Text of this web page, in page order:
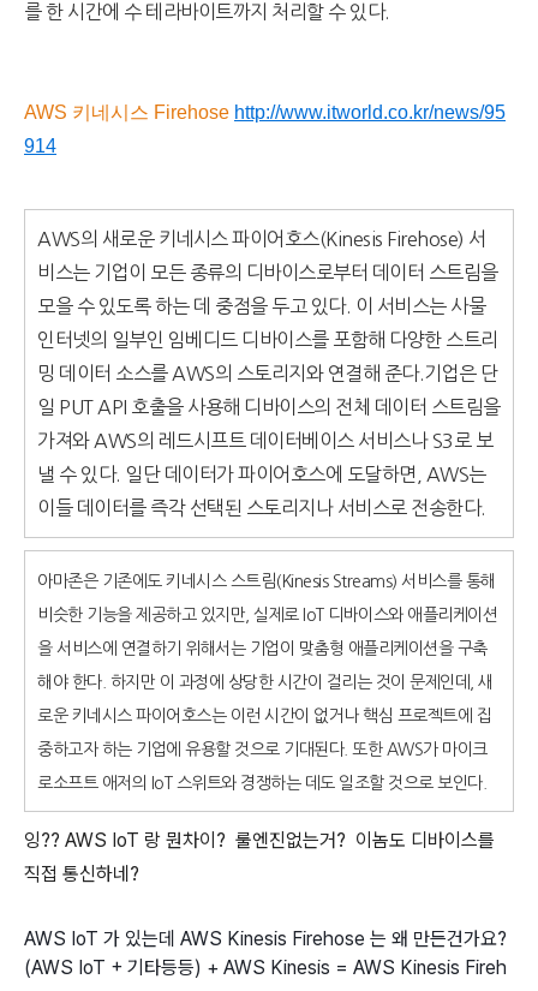
를 한 시간에 수 테라바이트까지 처리할 수 있다.
AWS 키네시스 Firehose http://www.itworld.co.kr/news/95
914
AWS의 새로운 키네시스 파이어호스(Kinesis Firehose) 서
비스는 기업이 모든 종류의 디바이스로부터 데이터 스트림을
모을 수 있도록 하는 데 중점을 두고 있다. 이 서비스는 사물
인터넷의 일부인 임베디드 디바이스를 포함해 다양한 스트리
밍 데이터 소스를 AWS의 스토리지와 연결해 준다. 기업은 단
일 PUT API 호출을 사용해 디바이스의 전체 데이터 스트림을
가져와 AWS의 레드시프트 데이터베이스 서비스나 S3로 보
낼 수 있다. 일단 데이터가 파이어호스에 도달하면, AWS는
이들 데이터를 즉각 선택된 스토리지나 서비스로 전송한다.
아마존은 기존에도 키네시스 스트림(Kinesis Streams) 서비스를 통해
비슷한 기능을 제공하고 있지만, 실제로 IoT 디바이스와 애플리케이션
을 서비스에 연결하기 위해서는 기업이 맞춤형 애플리케이션을 구축
해야 한다. 하지만 이 과정에 상당한 시간이 걸리는 것이 문제인데, 새
로운 키네시스 파이어호스는 이런 시간이 없거나 핵심 프로젝트에 집
중하고자 하는 기업에 유용할 것으로 기대된다. 또한 AWS가 마이크
로소프트 애저의 IoT 스위트와 경쟁하는 데도 일조할 것으로 보인다.
잉?? AWS IoT 랑 뭔차이? 룰엔진없는거? 이놈도 디바이스를
직접 통신하네?
AWS IoT 가 있는데 AWS Kinesis Firehose 는 왜 만든건가요?
(AWS IoT + 기타등등) + AWS Kinesis = AWS Kinesis Fireh